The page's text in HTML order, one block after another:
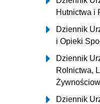
Hutnictwa i
Dziennik
i Opieki
Dziennik
Rolnictwa,
Dziennik